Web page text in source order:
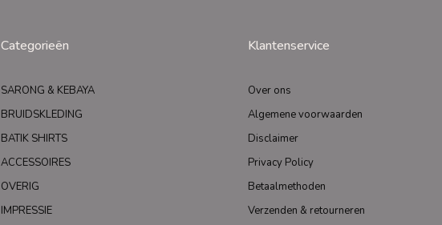
Categorieën
SARONG & KEBAYA
BRUIDSKLEDING
BATIK SHIRTS
ACCESSOIRES
OVERIG
IMPRESSIE
Klantenservice
Over ons
Algemene voorwaarden
Disclaimer
Privacy Policy
Betaalmethoden
Verzenden & retourneren